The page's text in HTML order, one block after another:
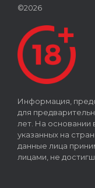
©2026
Информация,
для
лет. На основании
указанных на
данные лица
лицами, не